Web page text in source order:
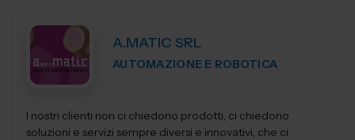
A.MATIC SRL
AUTOMAZIONE E ROBOTICA
I nostri clienti non ci chiedono prodotti, ci chiedono
soluzioni e servizi sempre diversi e innovativi, che ci